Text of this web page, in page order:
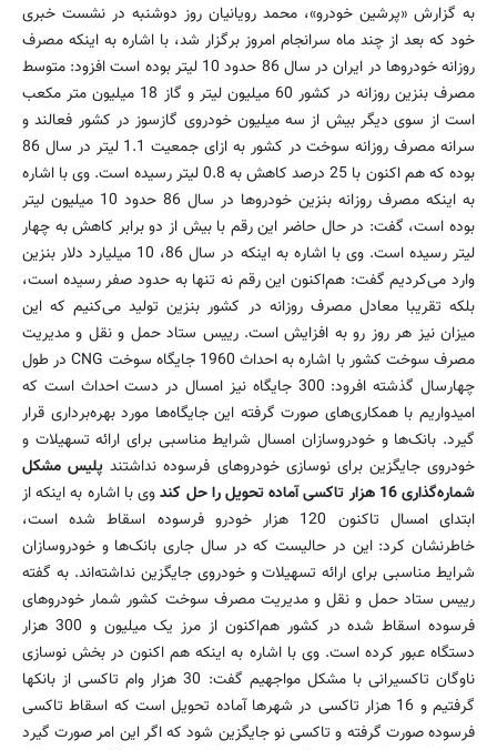
به گزارش «پرشین خودرو»، محمد رویانیان روز دوشنبه در نشست خبری
خود که بعد از چند ماه سرانجام امروز برگزار شد، با اشاره به اینکه مصرف
روزانه خودروها در ایران در سال 86 حدود 10 لیتر بوده است افزود: متوسط
مصرف بنزین روزانه در کشور 60 میلیون لیتر و گاز 18 میلیون متر مکعب
است از سوی دیگر بیش از سه میلیون خودروی گازسوز در کشور فعالند و
سرانه مصرف روزانه سوخت در کشور به ازای جمعیت 1.1 لیتر در سال 86
بوده که هم اکنون با 25 درصد کاهش به 0.8 لیتر رسیده است. وی با اشاره
به اینکه مصرف روزانه بنزین خودروها در سال 86 حدود 10 میلیون لیتر
بوده است، گفت: در حال حاضر این رقم با بیش از دو برابر کاهش به چهار
لیتر رسیده است. وی با اشاره به اینکه در سال 86، 10 میلیارد دلار بنزین
وارد می‌کردیم گفت: هم‌اکنون این رقم نه تنها به حدود صفر رسیده است،
بلکه تقریبا معادل مصرف روزانه در کشور بنزین تولید می‌کنیم که این
میزان نیز هر روز رو به افزایش است. رییس ستاد حمل و نقل و مدیریت
مصرف سوخت کشور با اشاره به احداث 1960 جایگاه سوخت CNG در طول
چهارسال گذشته افرود: 300 جایگاه نیز امسال در دست احداث است که
امیدواریم با همکاری‌های صورت گرفته این جایگاه‌ها مورد بهره‌برداری قرار
گیرد. بانک‌ها و خودروسازان امسال شرایط مناسبی برای ارائه تسهیلات و
خودروی جایگزین برای نوسازی خودروهای فرسوده نداشتند پلیس مشکل
شماره‌گذاری 16 هزار تاکسی آماده تحویل را حل کند
وی با اشاره به اینکه از
ابتدای امسال تاکنون 120 هزار خودرو فرسوده اسقاط شده است،
خاطرنشان کرد: این در حالیست که در سال جاری بانک‌ها و خودروسازان
شرایط مناسبی برای ارائه تسهیلات و خودروی جایگزین نداشته‌اند. به گفته
رییس ستاد حمل و نقل و مدیریت مصرف سوخت کشور شمار خودروهای
فرسوده اسقاط شده در کشور هم‌اکنون از مرز یک میلیون و 300 هزار
دستگاه عبور کرده است. وی با اشاره به اینکه هم اکنون در بخش نوسازی
ناوگان تاکسیرانی با مشکل مواجهیم گفت: 30 هزار وام تاکسی از بانکها
گرفتیم و 16 هزار تاکسی در شهرها آماده تحویل است که اسقاط تاکسی
فرسوده صورت گرفته و تاکسی نو جایگزین شود که اگر این امر صورت گیرد